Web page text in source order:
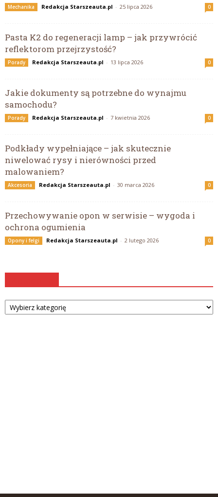
Mechanika Redakcja Starszeauta.pl - 25 lipca 2026 0
Pasta K2 do regeneracji lamp – jak przywrócić
reflektorom przejrzystość?
Porady Redakcja Starszeauta.pl - 13 lipca 2026 0
Jakie dokumenty są potrzebne do wynajmu
samochodu?
Porady Redakcja Starszeauta.pl - 7 kwietnia 2026 0
Podkłady wypełniające – jak skutecznie
niwelować rysy i nierówności przed
malowaniem?
Akcesoria Redakcja Starszeauta.pl - 30 marca 2026 0
Przechowywanie opon w serwisie – wygoda i
ochrona ogumienia
Opony i felgi Redakcja Starszeauta.pl - 2 lutego 2026 0
Kategorie